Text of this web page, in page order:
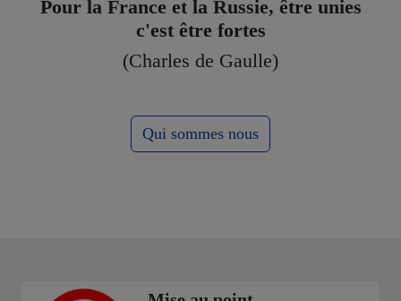
Pour la France et la Russie, être unies
c'est être fortes
(Charles de Gaulle)
Qui sommes nous